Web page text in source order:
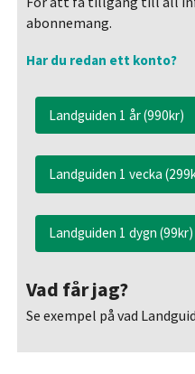
abonnemang.
Har du redan ett konto?
Landguiden 1 år (990kr)
Landguiden 1 vecka
Landguiden 1 dygn (99kr)
Vad får jag?
Se exempel på vad